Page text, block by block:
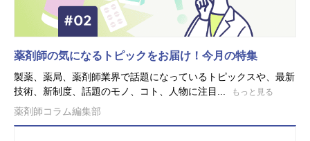
薬剤師の気になるトピックをお届け！今月の特集
製薬、薬局、薬剤師業界で話題になっているトピックスや、最新
技術、新制度、話題のモノ、コト、人物に注目...
もっと見る
薬剤師コラム編集部